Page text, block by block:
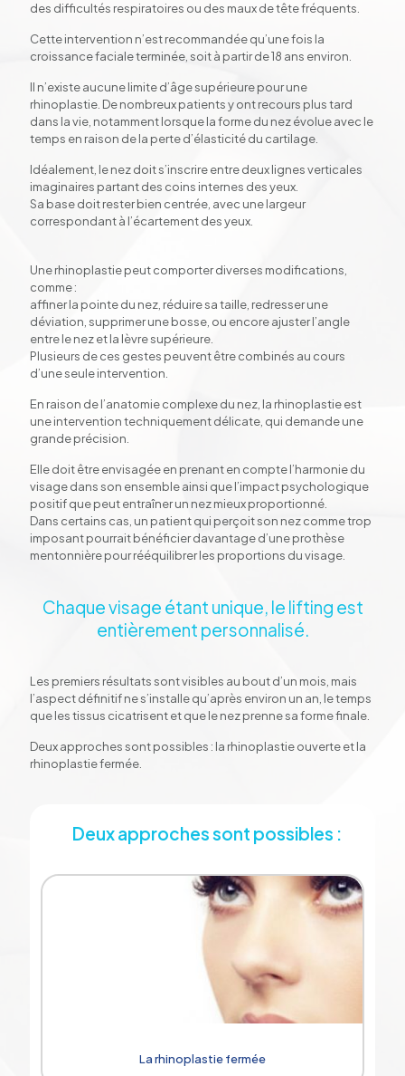
des difficultés respiratoires ou des maux de tête fréquents.
Cette intervention n’est recommandée qu’une fois la
croissance faciale terminée, soit à partir de 18 ans environ.
Il n’existe aucune limite d’âge supérieure pour une
rhinoplastie. De nombreux patients y ont recours plus tard
dans la vie, notamment lorsque la forme du nez évolue avec le
temps en raison de la perte d’élasticité du cartilage.
Idéalement, le nez doit s’inscrire entre deux lignes verticales
imaginaires partant des coins internes des yeux.
Sa base doit rester bien centrée, avec une largeur
correspondant à l’écartement des yeux.
Une rhinoplastie peut comporter diverses modifications,
comme :
affiner la pointe du nez, réduire sa taille, redresser une
déviation, supprimer une bosse, ou encore ajuster l’angle
entre le nez et la lèvre supérieure.
Plusieurs de ces gestes peuvent être combinés au cours
d’une seule intervention.
En raison de l’anatomie complexe du nez, la rhinoplastie est
une intervention techniquement délicate, qui demande une
grande précision.
Elle doit être envisagée en prenant en compte l’harmonie du
visage dans son ensemble ainsi que l’impact psychologique
positif que peut entraîner un nez mieux proportionné.
Dans certains cas, un patient qui perçoit son nez comme trop
imposant pourrait bénéficier davantage d’une prothèse
mentonnière pour rééquilibrer les proportions du visage.
Chaque visage étant unique, le lifting est
entièrement personnalisé.
Les premiers résultats sont visibles au bout d’un mois, mais
l’aspect définitif ne s’installe qu’après environ un an, le temps
que les tissus cicatrisent et que le nez prenne sa forme finale.
Deux approches sont possibles : la rhinoplastie ouverte et la
rhinoplastie fermée.
Deux approches sont possibles :
La rhinoplastie fermée